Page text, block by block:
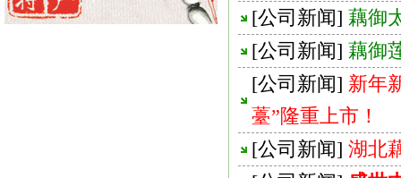
[公司新闻] 藕御
[公司新闻] 藕御
[公司新闻] 新年
薹”隆重上市！
[公司新闻] 湖北